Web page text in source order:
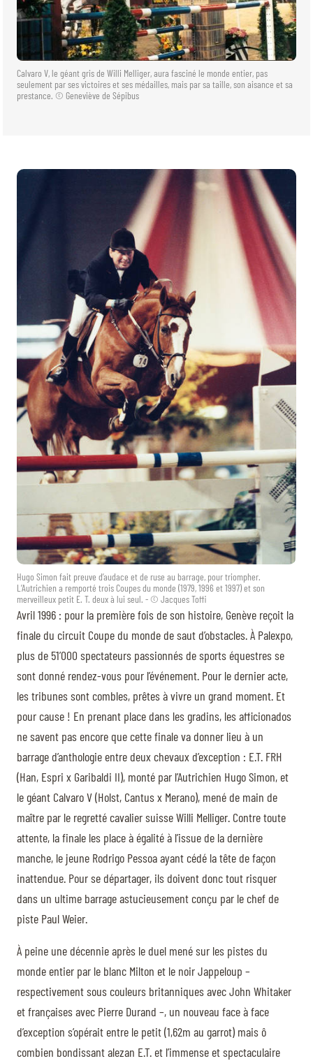
Calvaro V, le géant gris de Willi Melliger, aura fasciné le monde entier, pas
seulement par ses victoires et ses médailles, mais par sa taille, son aisance et sa
prestance. © Geneviève de Sépibus
Hugo Simon fait preuve d’audace et de ruse au barrage, pour triompher.
L’Autrichien a remporté trois Coupes du monde (1979, 1996 et 1997) et son
merveilleux petit E. T. deux à lui seul. - © Jacques Toffi
Avril 1996 : pour la première fois de son histoire, Genève reçoit la
finale du circuit Coupe du monde de saut d’obstacles. À Palexpo,
plus de 51’000 spectateurs passionnés de sports équestres se
sont donné rendez-vous pour l’événement. Pour le dernier acte,
les tribunes sont combles, prêtes à vivre un grand moment. Et
pour cause ! En prenant place dans les gradins, les afficionados
ne savent pas encore que cette finale va donner lieu à un
barrage d’anthologie entre deux chevaux d’exception : E.T. FRH
(Han, Espri x Garibaldi II), monté par l’Autrichien Hugo Simon, et
le géant Calvaro V (Holst, Cantus x Merano), mené de main de
maître par le regretté cavalier suisse Willi Melliger. Contre toute
attente, la finale les place à égalité à l’issue de la dernière
manche, le jeune Rodrigo Pessoa ayant cédé la tête de façon
inattendue. Pour se départager, ils doivent donc tout risquer
dans un ultime barrage astucieusement conçu par le chef de
piste Paul Weier.
À peine une décennie après le duel mené sur les pistes du
monde entier par le blanc Milton et le noir Jappeloup –
respectivement sous couleurs britanniques avec John Whitaker
et françaises avec Pierre Durand –, un nouveau face à face
d’exception s’opérait entre le petit (1,62m au garrot) mais ô
combien bondissant alezan E.T. et l’immense et spectaculaire